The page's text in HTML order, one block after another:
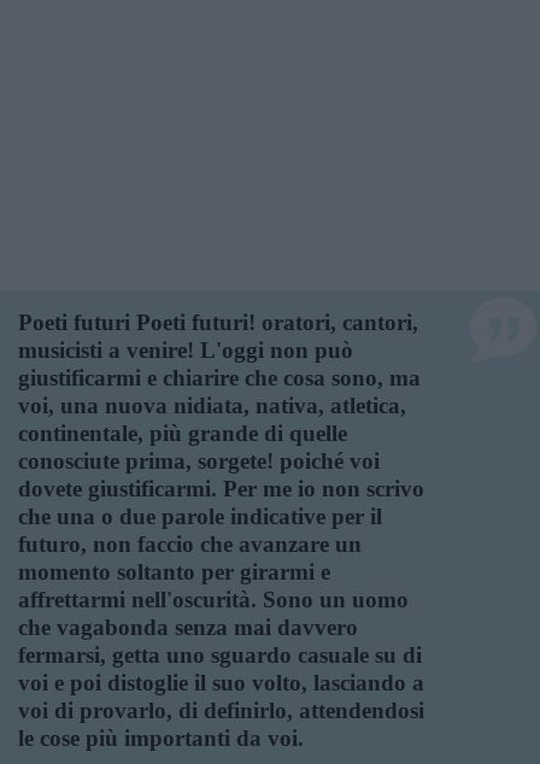
Poeti futuri Poeti futuri! oratori, cantori,
musicisti a venire! L'oggi non può
giustificarmi e chiarire che cosa sono, ma
voi, una nuova nidiata, nativa, atletica,
continentale, più grande di quelle
conosciute prima, sorgete! poiché voi
dovete giustificarmi. Per me io non scrivo
che una o due parole indicative per il
futuro, non faccio che avanzare un
momento soltanto per girarmi e
affrettarmi nell'oscurità. Sono un uomo
che vagabonda senza mai davvero
fermarsi, getta uno sguardo casuale su di
voi e poi distoglie il suo volto, lasciando a
voi di provarlo, di definirlo, attendendosi
le cose più importanti da voi.